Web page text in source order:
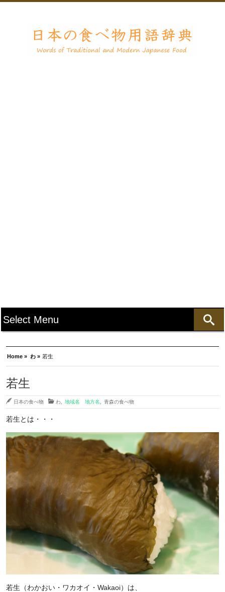
Home » わ » 若生
若生
日本の食べ物 わ 地域名 地方名 青森の食べ物
若生とは・・・
若生（わかおい・ワカオイ・Wakaoi）は、